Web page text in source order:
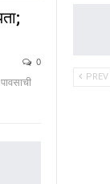
0
PREV